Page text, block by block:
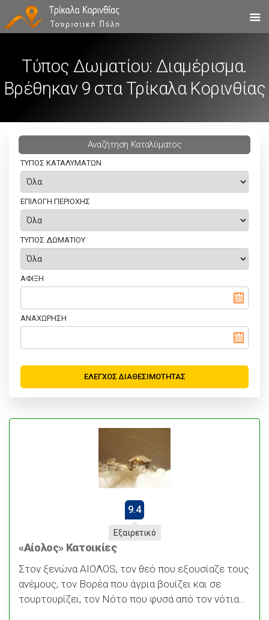
Tύπος Δωματίου: Διαμέρισμα.
Bρέθηκαν 9 στα Τρίκαλα Κορινθίας
Aναζήτηση Καταλύματος
ΤΥΠΟΣ ΚΑΤΑΛΥΜΑΤΩΝ
ΕΠΙΛΟΓΗ ΠΕΡΙΟΧΗΣ
ΤΥΠΟΣ ΔΩΜΑΤΙΟΥ
ΑΦΙΞΗ
ΑΝΑΧΩΡΗΣΗ
9.4
Εξαιρετικό
«Αίολος» Κατοικίες
Στον ξενώνα AIOΛOS, τον θεό που εξουσίαζε τους
ανέμους, τον Βορέα που άγρια βουίζει και σε
τουρτουρίζει, τον Νότο που φυσά από τον νότια...